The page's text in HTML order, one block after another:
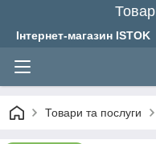
Інтернет-магазин ISTOK
Товари та послуги